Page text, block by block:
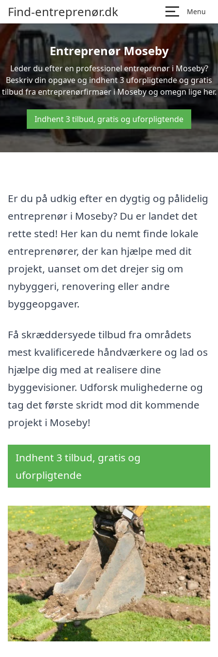
Find-entreprenør.dk Menu
Entreprenør Moseby
Leder du efter en professionel entreprenør i Moseby?
Beskriv din opgave og indhent 3 uforpligtende og gratis
tilbud fra entreprenørfirmaer i Moseby og omegn lige her.
Indhent 3 tilbud, gratis og uforpligtende
Er du på udkig efter en dygtig og pålidelig
entreprenør i Moseby? Du er landet det
rette sted! Her kan du nemt finde lokale
entreprenører, der kan hjælpe med dit
projekt, uanset om det drejer sig om
nybyggeri, renovering eller andre
byggeopgaver.
Få skræddersyede tilbud fra områdets
mest kvalificerede håndværkere og lad os
hjælpe dig med at realisere dine
byggevisioner. Udforsk mulighederne og
tag det første skridt mod dit kommende
projekt i Moseby!
Indhent 3 tilbud, gratis og
uforpligtende